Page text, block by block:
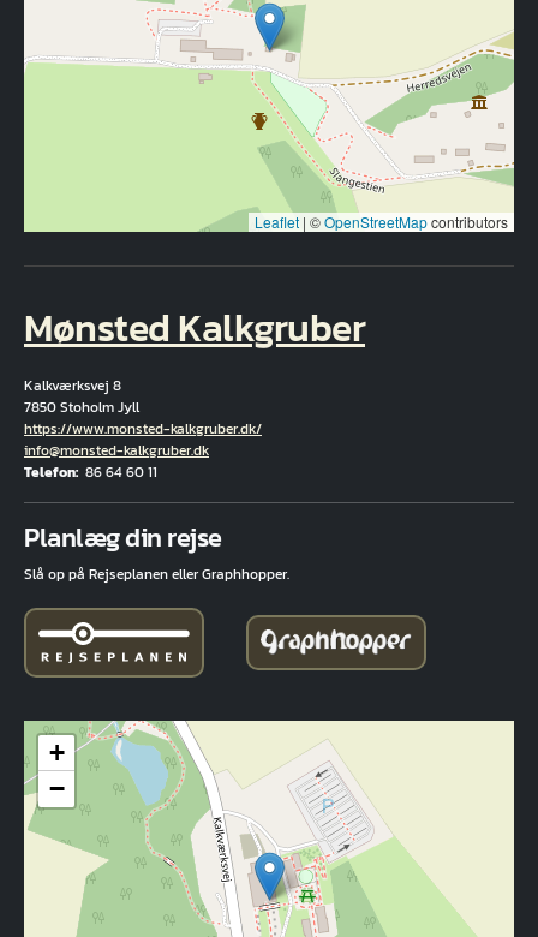
Leaflet | ©OpenStreetMapcontributors
Mønsted Kalkgruber
Kalkværksvej 8
7850 Stoholm Jyll
Hjemmeside
https://www.monsted-kalkgruber.dk/
E-mail
info@monsted-kalkgruber.dk
Telefon 86 64 60 11
Planlæg din rejse
Slå op på Rejseplanen eller Graphhopper.
+
−